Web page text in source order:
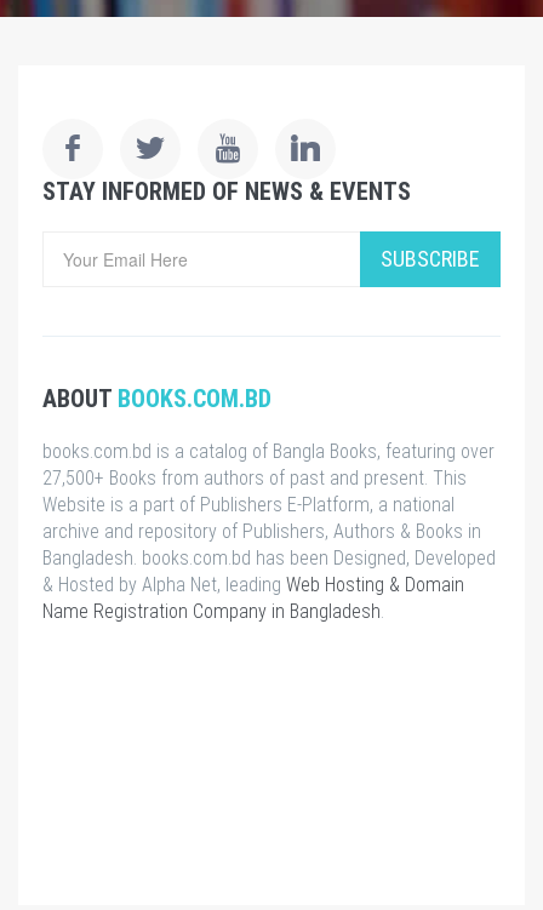
STAY INFORMED OF NEWS & EVENTS
SUBSCRIBE
ABOUT BOOKS.COM.BD
books.com.bd is a catalog of Bangla Books, featuring over
27,500+ Books from authors of past and present. This
Website is a part of Publishers E-Platform, a national
archive and repository of Publishers, Authors & Books in
Bangladesh. books.com.bd has been Designed, Developed
& Hosted by Alpha Net, leading Web Hosting & Domain
Name Registration Company in Bangladesh